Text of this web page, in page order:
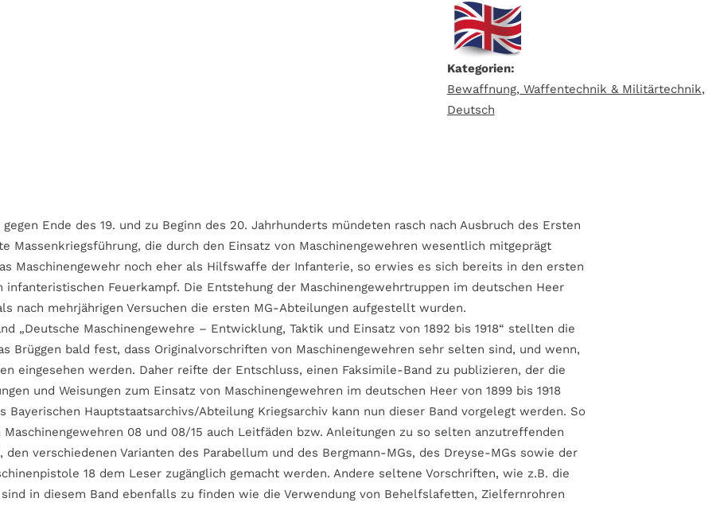
Kategorien:
Bewaffnung, Waffentechnik & Militärtechnik,
Deutsch
Ende des 19. und zu Beginn des 20. Jahrhunderts mündeten rasch nach Ausbruch des Ersten
Massenkriegsführung, die durch den Einsatz von Maschinengewehren wesentlich mitgeprägt
Maschinengewehr noch eher als Hilfswaffe der Infanterie, so erwies es sich bereits in den ersten
Feuerkampf. Die Entstehung der Maschinengewehrtruppen im deutschen Heer
nach mehrjährigen Versuchen die ersten MG-Abteilungen aufgestellt wurden.
„Deutsche Maschinengewehre – Entwicklung, Taktik und Einsatz von 1892 bis 1918“ stellten die
Brüggen bald fest, dass Originalvorschriften von Maschinengewehren sehr selten sind, und wenn,
eingesehen werden. Daher reifte der Entschluss, einen Faksimile-Band zu publizieren, der die
und Weisungen zum Einsatz von Maschinengewehren im deutschen Heer von 1899 bis 1918
Hauptstaatsarchivs/Abteilung Kriegsarchiv kann nun dieser Band vorgelegt werden. So
08 und 08/15 auch Leitfäden bzw. Anleitungen zu so selten anzutreffenden
den verschiedenen Varianten des Parabellum und des Bergmann-MGs, des Dreyse-MGs sowie der
18 dem Leser zugänglich gemacht werden. Andere seltene Vorschriften, wie z.B. die
in diesem Band ebenfalls zu finden wie die Verwendung von Behelfslafetten, Zielfernrohren